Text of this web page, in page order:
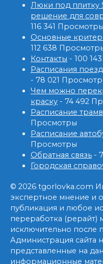
Люки под плитку
решение для
116 341 Просмотры
Основные
112 638
Контакты - 100
Расписания
- 78 021
Чем можно
краску - 74 492
Расписание
Просмотры
Расписание
Просмотры
Обратная связь -
Городская
© 2026 tgorlovka.com
экспертное мнение и
публикация и любое
переработка (рерайт)
исключительно после
Администрация сайта
представленные на
информационные